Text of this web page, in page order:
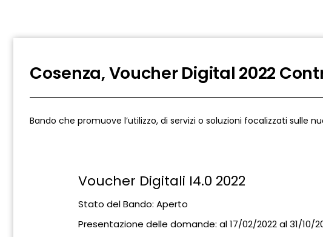
Cosenza, Voucher Digital 2022
Bando che promuove l’utilizzo, di servizi o soluzioni focalizzati
Voucher Digitali I4.0 2022
Stato del Bando: Aperto
Presentazione delle domande: al 17/02/2022 al 31/10/